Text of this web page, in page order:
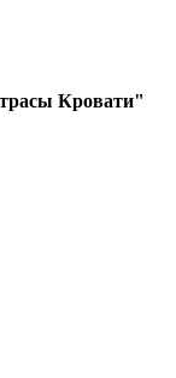
Кровати"